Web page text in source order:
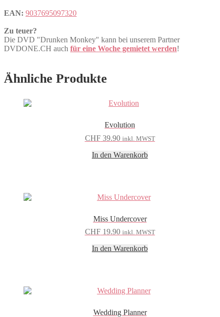
EAN: 9037695097320
Zu teuer?
Die DVD "Drunken Monkey" kann bei unserem Partner
DVDONE.CH auch für eine Woche gemietet werden!
Ähnliche Produkte
Evolution
CHF39.90 inkl. MWST
In den Warenkorb
Miss Undercover
CHF19.90 inkl. MWST
In den Warenkorb
Wedding Planner